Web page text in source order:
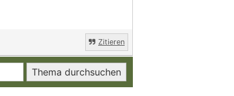
Zitieren